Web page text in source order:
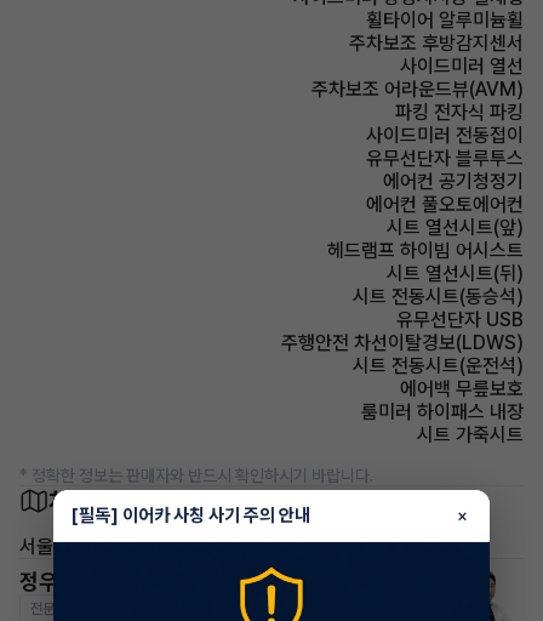
휠타이어 알루미늄휠
주차보조 후방감지센서
사이드미러 열선
주차보조 어라운드뷰(AVM)
파킹 전자식 파킹
사이드미러 전동접이
유무선단자 블루투스
에어컨 공기청정기
에어컨 풀오토에어컨
시트 열선시트(앞)
헤드램프 하이빔 어시스트
시트 열선시트(뒤)
시트 전동시트(동승석)
유무선단자 USB
주행안전 차선이탈경보(LDWS)
시트 전동시트(운전석)
에어백 무릎보호
룸미러 하이패스 내장
시트 가죽시트
* 정확한 정보는 판매자와 반드시 확인하시기 바랍니다.
차량 위치
서울 서초구
정우혁 매니저
전문교육수료
[필독] 이어카 사칭 사기 주의 안내 ×